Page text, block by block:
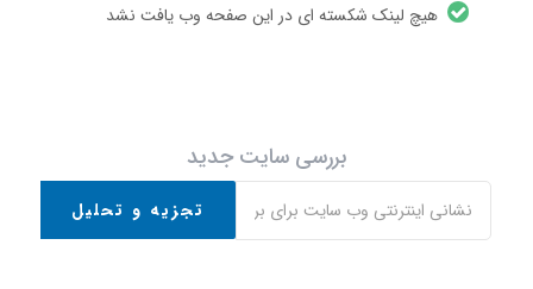
هیچ لینک شکسته ای در این صفحه وب یافت نشد
بررسی سایت جدید
تجزیه و تحلیل